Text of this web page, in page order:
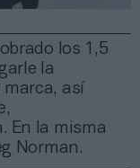
los 1,5
la
así
En la misma
Norman.